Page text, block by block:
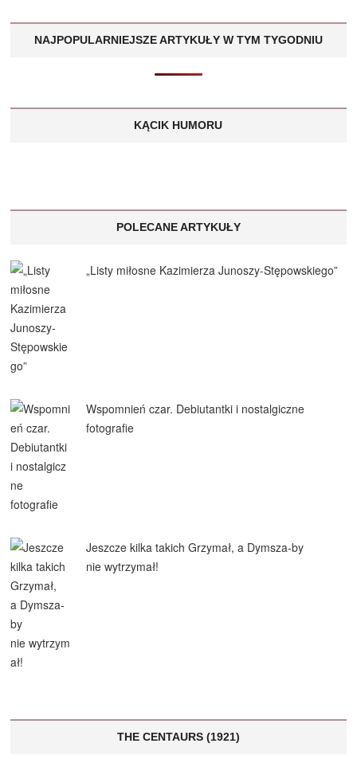
NAJPOPULARNIEJSZE ARTYKUŁY W TYM TYGODNIU
KĄCIK HUMORU
POLECANE ARTYKUŁY
„Listy miłosne Kazimierza Junoszy-Stępowskiego”
Wspomnień czar. Debiutantki i nostalgiczne
fotografie
Jeszcze kilka takich Grzymał, a Dymsza-by
nie wytrzymał!
THE CENTAURS (1921)